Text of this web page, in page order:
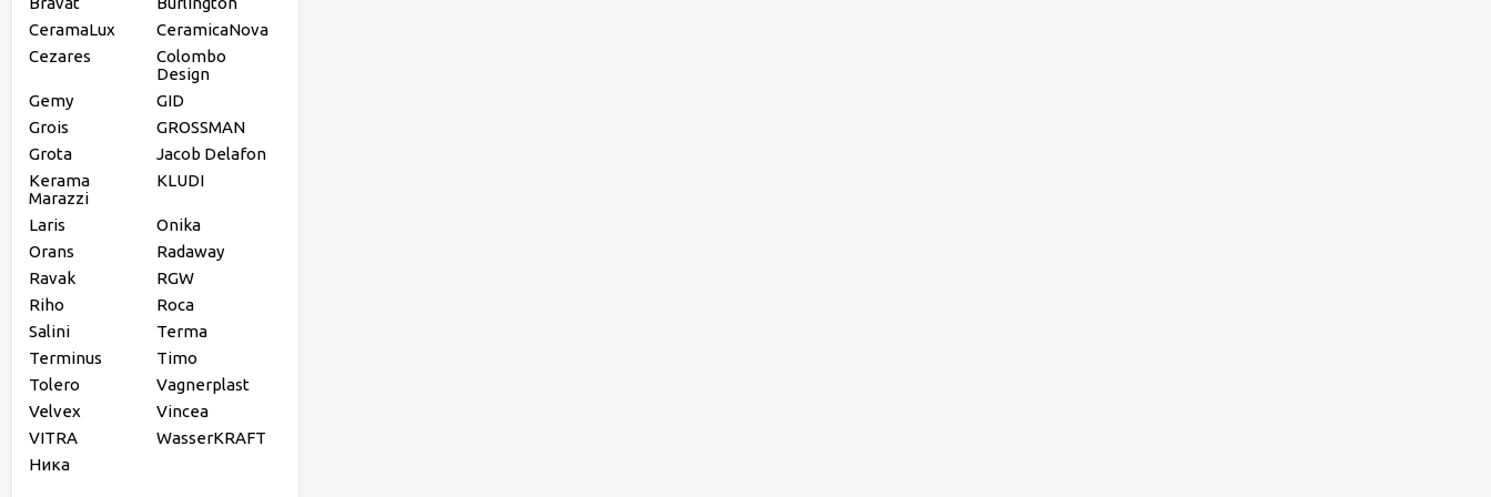
CeramaLux
CeramicaNova
Cezares
Colombo
Design
Gemy
GID
Grois
GROSSMAN
Grota
Jacob Delafon
Kerama
Marazzi
KLUDI
Laris
Onika
Orans
Radaway
Ravak
RGW
Riho
Roca
Salini
Terma
Terminus
Timo
Tolero
Vagnerplast
Velvex
Vincea
VITRA
WasserKRAFT
Ника